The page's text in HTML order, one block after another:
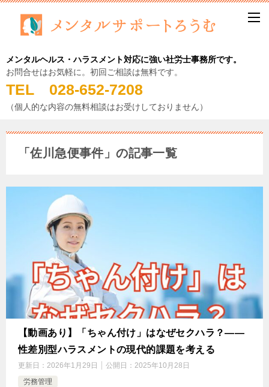
メンタルヘルス・ハラスメント対応に強い社労士事務所です。
お問合せはお気軽に。初回ご相談は無料です。
TEL 028-652-7208
（個人的な内容の無料相談はお受けしておりません）
「佐川急便事件」の記事一覧
【動画あり】「ちゃん付け」はなぜセクハラ？――
性差別型ハラスメントの現代的課題を考える
更新日： 2026年1月29日 公開日： 2025年10月28日
労務管理